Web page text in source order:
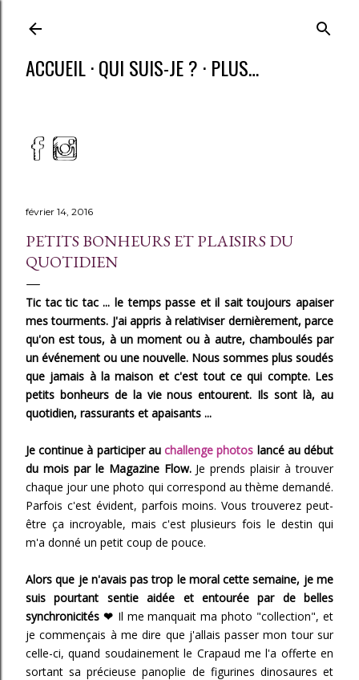
ACCUEIL QUI SUIS-JE ? PLUS…
février 14, 2016
PETITS BONHEURS ET PLAISIRS DU
QUOTIDIEN
Tic tac tic tac ... le temps passe et il sait toujours apaiser
mes tourments. J'ai appris à relativiser dernièrement, parce
qu'on est tous, à un moment ou à autre, chamboulés par
un événement ou une nouvelle. Nous sommes plus soudés
que jamais à la maison et c'est tout ce qui compte. Les
petits bonheurs de la vie nous entourent. Ils sont là, au
quotidien, rassurants et apaisants ...
Je continue à participer auchallenge photos lancé au début
du mois par le Magazine Flow. Je prends plaisir à trouver
chaque jour une photo qui correspond au thème demandé.
Parfois c'est évident, parfois moins. Vous trouverez peut-
être ça incroyable, mais c'est plusieurs fois le destin qui
m'a donné un petit coup de pouce.
Alors que je n'avais pas trop le moral cette semaine, je me
suis pourtant sentie aidée et entourée par de belles
synchronicités ❤ Il me manquait ma photo "collection", et
je commençais à me dire que j'allais passer mon tour sur
celle-ci, quand soudainement le Crapaud me l'a offerte en
sortant sa précieuse panoplie de figurines dinosaures et